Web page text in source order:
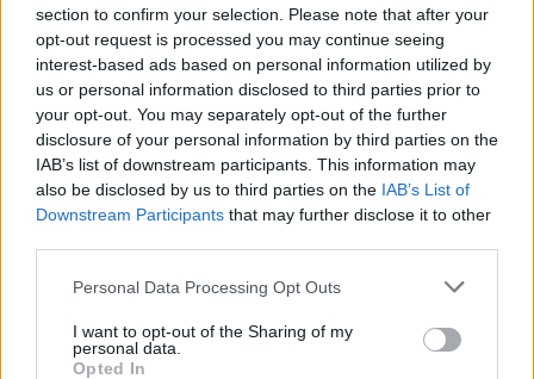
section to confirm your selection. Please note that after your
opt-out request is processed you may continue seeing
interest-based ads based on personal information utilized by
us or personal information disclosed to third parties prior to
your opt-out. You may separately opt-out of the further
disclosure of your personal information by third parties on the
IAB’s list of downstream participants. This information may
also be disclosed by us to third parties on the IAB’s List of
Downstream Participants that may further disclose it to other
Personal Data Processing Opt Outs
I want to opt-out of the Sharing of my
personal data.
Opted In
Žiūrimiausi įrašai
00:00:30
Vaizdai iš tragiškos avarijos Vilniaus r.: dviejų moterų ir
vaiko gyvybių išgelbėti nepavyko
Savaitės vidurys nusimato karštas: temperatūra kils iki
32 laipsnių šilumos